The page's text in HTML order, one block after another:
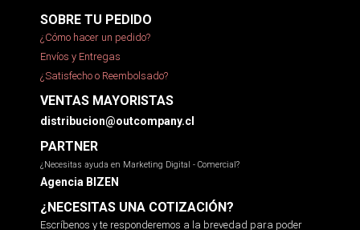
SOBRE TU PEDIDO
¿Cómo hacer un pedido?
Envíos y Entregas
¿Satisfecho o Reembolsado?
VENTAS MAYORISTAS
distribucion@outcompany.cl
PARTNER
¿Necesitas ayuda en Marketing Digital - Comercial?
Agencia BIZEN
¿NECESITAS UNA COTIZACIÓN?
Escríbenos y te responderemos a la brevedad para poder